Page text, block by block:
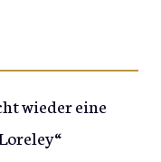
wieder eine